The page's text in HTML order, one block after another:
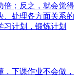
倍；反之，就会觉得
、处理各方面关系的
计划，锻炼计划
下课作业不会做，